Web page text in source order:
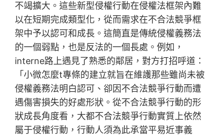
不竭擴大。這些新型侵權行動在侵權法框架內難
以在短期完成類型化，從而需求在不合法競爭框
架中予以認可和成長。這簡直是傳統侵權義務法
的一個弱點，也是反法的一個長處。例如，
interne路上遇見了熟悉的鄰居，對方打招呼道：
「小微怎麼t專條的建立就旨在維護那些雖尚未被
侵權義務法明白認可、卻因不合法競爭行動而遭
遇傷害損失的好處形狀。從不合法競爭行動的形
狀成長角度看，大都不合法競爭行動實質上依然
屬于侵權行動，行動人須為此承當平易近事義